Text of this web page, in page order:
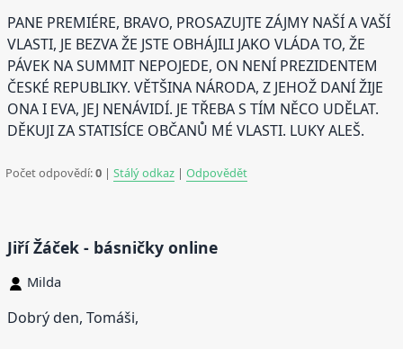
PANE PREMIÉRE, BRAVO, PROSAZUJTE ZÁJMY NAŠÍ A VAŠÍ
VLASTI, JE BEZVA ŽE JSTE OBHÁJILI JAKO VLÁDA TO, ŽE
PÁVEK NA SUMMIT NEPOJEDE, ON NENÍ PREZIDENTEM
ČESKÉ REPUBLIKY. VĚTŠINA NÁRODA, Z JEHOŽ DANÍ ŽIJE
ONA I EVA, JEJ NENÁVIDÍ. JE TŘEBA S TÍM NĚCO UDĚLAT.
DĚKUJI ZA STATISÍCE OBČANŮ MÉ VLASTI. LUKY ALEŠ.
Počet odpovědí:0 |Stálý odkaz |Odpovědět
Jiří Žáček - básničky online
Milda
Dobrý den, Tomáši,